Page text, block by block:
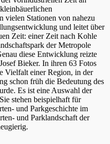
vielen Stationen von nahezu
und leitet über
Zeit: einer Zeit nach Kohle
der Metropole
diese Entwicklung reizte
Bieker. In ihren 63 Fotos
Vielfalt einer Region, in der
schon früh die Bedeutung des
Es ist eine Auswahl der
stehen beispielhaft für
und Parkgeschichte im
und Parklandschaft der